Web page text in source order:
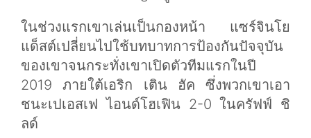
ในช่วงแรกเขาเล่นเป็นกองหน้า แซร์จินโย
แด็สต์เปลี่ยนไปใช้บทบาทการป้องกันปัจจุบัน
ของเขาจนกระทั่งเขาเปิดตัวทีมแรกในปี
2019 ภายใต้เอริก เติน ฮัค ซึ่งพวกเขาเอา
ชนะเปเอสเฟ ไอนด์โฮเฟิน 2-0 ในครัฟฟ์ ชิ
ลด์